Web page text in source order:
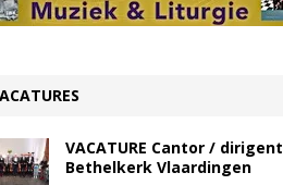
VACATURE Cantor / dirigent
Bethelkerk Vlaardingen